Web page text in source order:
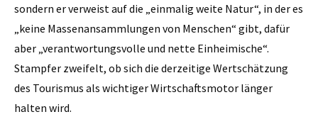
sondern er verweist auf die „einmalig weite Natur“, in der es
„keine Massenansammlungen von Menschen“ gibt, dafür
aber „verantwortungsvolle und nette Einheimische“.
Stampfer zweifelt, ob sich die derzeitige Wertschätzung
des Tourismus als wichtiger Wirtschaftsmotor länger
halten wird.